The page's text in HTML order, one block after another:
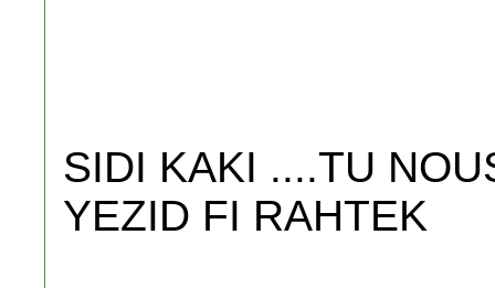
SIDI KAKI ....TU
YEZID FI RAHTEK